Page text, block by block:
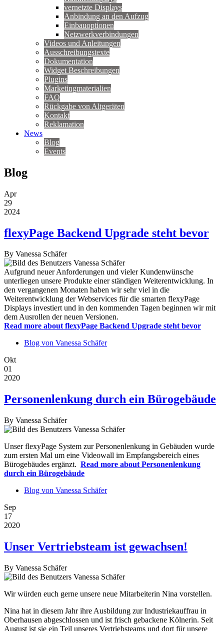
vernetzte Displays
Anbindung an den Aufzug
Einbauoptionen
Netzwerkverbindungen
Videos und Anleitungen
Ausschreibungstexte
Dokumentation
Widget Beschreibungen
Plugins
Marketingmaterialien
FAQ
Rückgabe von Altgeräten
Kontakt
Reklamation
News
Blog
Events
Blog
Apr
29
2024
flexyPage Backend Upgrade steht bevor
By Vanessa Schäfer
Aufgrund neuer Anforderungen und vieler Kundenwünsche
unterliegen unsere Produkte einer ständigen Weiterentwicklung. In
den vergangenen Monaten haben wir sehr viel in die
Weiterentwicklung der Webservices für die smarten flexyPage
Displays investiert und in den kommenden Tagen beginnen wir mit
dem Ausrollen der neuen Versionen.
Read more about flexyPage Backend Upgrade steht bevor
Blog von Vanessa Schäfer
Okt
01
2020
Personenlenkung durch ein Bürogebäude
By Vanessa Schäfer
Unser flexyPage System zur Personenlenkung in Gebäuden wurde
zum ersten Mal um eine Videowall im Empfangsbereich eines
Bürogebäudes ergänzt. Read more about Personenlenkung
durch ein Bürogebäude
Blog von Vanessa Schäfer
Sep
17
2020
Unser Vertriebsteam ist gewachsen!
By Vanessa Schäfer
Wir würden euch gerne unsere neue Mitarbeiterin Nina vorstellen.
Nina hat in diesem Jahr ihre Ausbildung zur Industriekauffrau in
Oberhausen abgeschlossen und ist frisch gebackene Kölnerin. Seit
August ist sie ein Teil unseres Vertriebsteams und dort für unsere